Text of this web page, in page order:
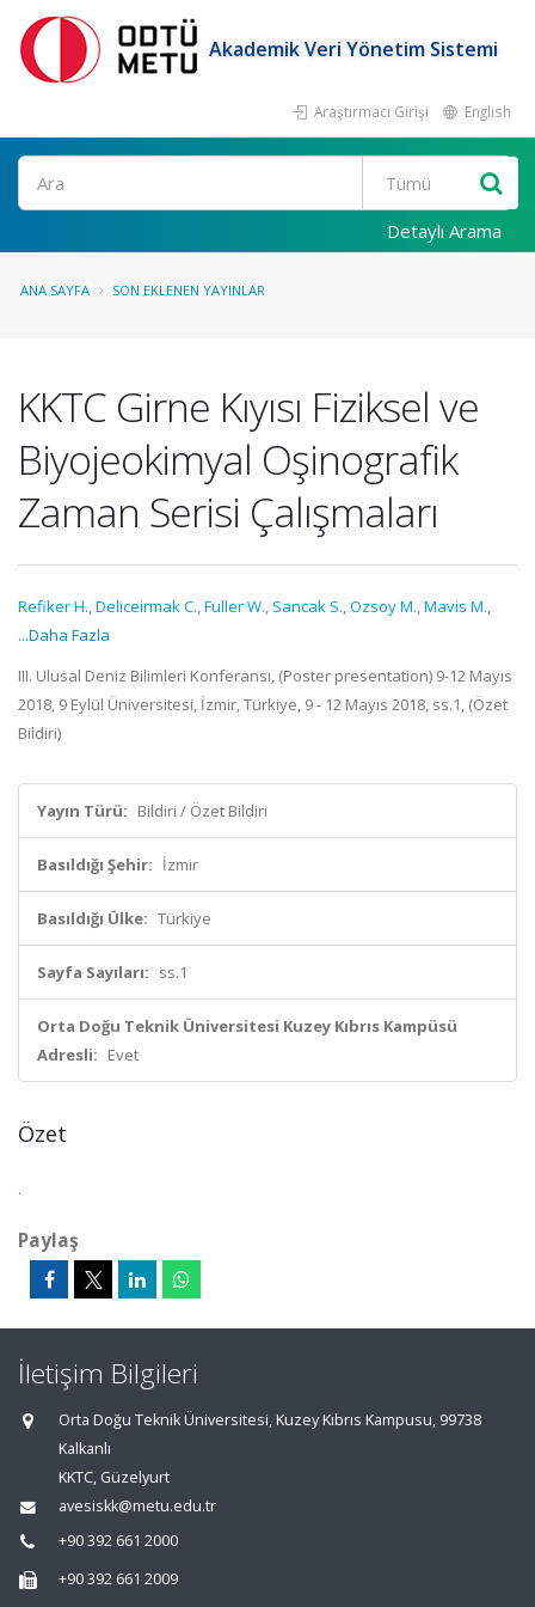
Akademik Veri Yönetim Sistemi
Araştırmacı Girişi English
Ara
Detaylı Arama
ANA SAYFA SON EKLENEN YAYINLAR
KKTC Girne Kıyısı Fiziksel ve
Biyojeokimyal Oşinografik
Zaman Serisi Çalışmaları
Refiker H.,Deliceirmak C.,Fuller W., Sancak S.,Ozsoy M.,Mavis M.,
...Daha Fazla
III. Ulusal Deniz Bilimleri Konferansı, (Poster presentation) 9-12 Mayıs
2018, 9 Eylül Üniversitesi, İzmir, Türkiye, 9 - 12 Mayıs 2018, ss.1, (Özet
Bildiri)
Yayın Türü: Bildiri / Özet Bildiri
Basıldığı Şehir: İzmir
Basıldığı Ülke: Türkiye
Sayfa Sayıları: ss.1
Orta Doğu Teknik Üniversitesi Kuzey Kıbrıs Kampüsü
Adresli: Evet
Özet
.
Paylaş
İletişim Bilgileri
Orta Doğu Teknik Üniversitesi, Kuzey Kıbrıs Kampusu, 99738
Kalkanlı
KKTC, Güzelyurt
avesiskk@metu.edu.tr
+90 392 661 2000
+90 392 661 2009